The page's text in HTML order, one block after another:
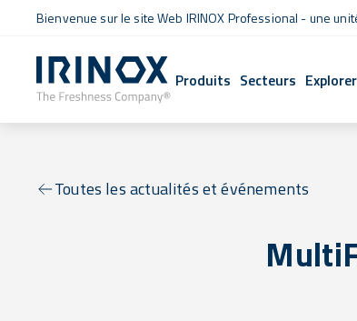
Bienvenue sur le site Web IRINOX Professional - une
Produits Secteurs
Toutes les actualités et événements